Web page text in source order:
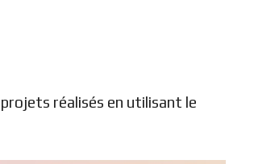
réalisés en utilisant le